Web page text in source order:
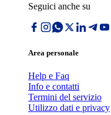
Seguici anche su
Area personale
Help e Faq
Info e contatti
Termini del servizio
Utilizzo dati e privacy